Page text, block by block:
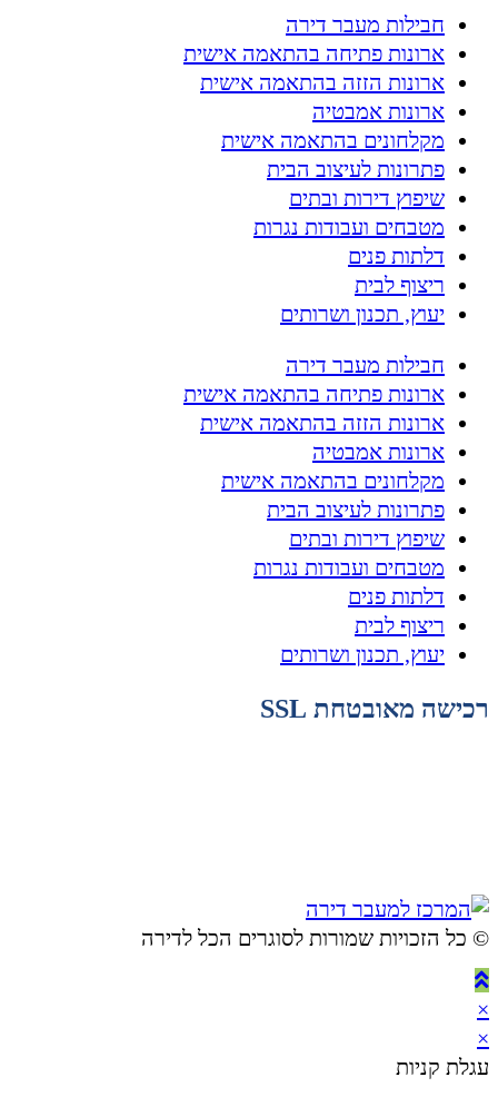
חבילות מעבר דירה
ארונות פתיחה בהתאמה אישית
ארונות הזזה בהתאמה אישית
ארונות אמבטיה
מקלחונים בהתאמה אישית
פתרונות לעיצוב הבית
שיפוץ דירות ובתים
מטבחים ועבודות נגרות
דלתות פנים
ריצוף לבית
יעוץ, תכנון ושרותים
חבילות מעבר דירה
ארונות פתיחה בהתאמה אישית
ארונות הזזה בהתאמה אישית
ארונות אמבטיה
מקלחונים בהתאמה אישית
פתרונות לעיצוב הבית
שיפוץ דירות ובתים
מטבחים ועבודות נגרות
דלתות פנים
ריצוף לבית
יעוץ, תכנון ושרותים
רכישה מאובטחת SSL
© ​כל הזכויות שמורות לסוגרים הכל לדירה
×
×
עגלת קניות